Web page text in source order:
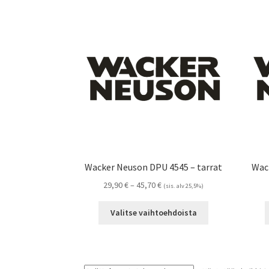
Wacker Neuson DPU 4545 – tarrat
29,90€– 45,70€Hintaluokka:
-
(sis. alv 25,5%)
Valitse vaihtoehdoista